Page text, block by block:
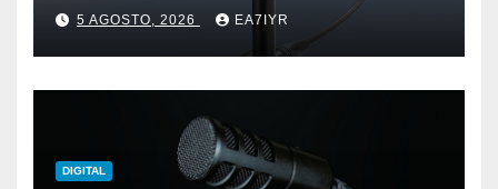
5 AGOSTO, 2026 EA7IYR
DIGITAL